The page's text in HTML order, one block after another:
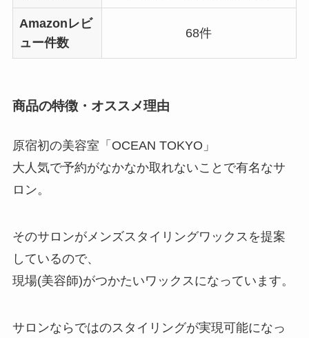
Amazonレビ
ュー件数
68件
商品の特徴・オススメ理由
原宿初の美容室「 OCEAN TOKYO 」
大人気で予約がなかなか取れないことで有名なサ
ロン。
そのサロンがメンズスタイリングワックスを提案
しているので、
現場(美容師)がつかたいワックスになっています。
サロンならではのスタイリングが実現可能になっ